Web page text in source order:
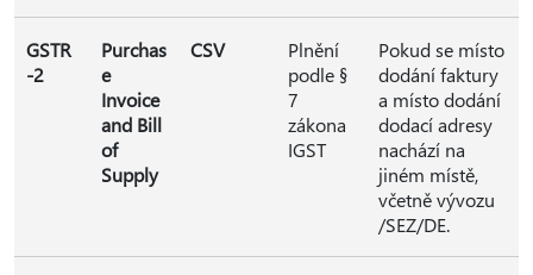
GSTR
-2
Purchas
e
Invoice
and Bill
of
Supply
CSV
Plnění
podle §
7
zákona
IGST
Pokud se místo
dodání faktury
a místo dodání
dodací adresy
nachází na
jiném místě,
včetně vývozu
/SEZ/DE.